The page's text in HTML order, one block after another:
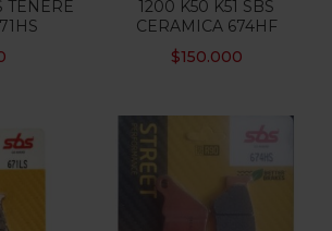
Categorias
TENERE
1200 K50 K51 SBS
CERAMICA 674HF
$150.000